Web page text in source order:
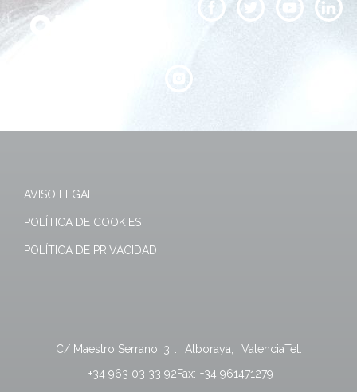
AVISO LEGAL
POLÍTICA DE COOKIES
POLÍTICA DE PRIVACIDAD
C/ Maestro Serrano, 3 Alboraya ValenciaTel:
+34 963 03 33 92Fax: +34 961471279